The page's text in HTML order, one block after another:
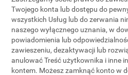
Twojego konta lub dostępu do
wszystkich Usług lub do zerwania
naszego wyłącznego uznania, w
powiadomienia lub
zawieszeniu, dezaktywacji lub
anulować Treść użytkownika i inne
kontem. Możesz zamknąć konto w